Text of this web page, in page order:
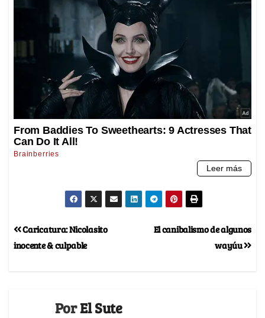
El canibalismo de algunos
wayúu
Caricatura: Nicolasito
inocente & culpable
PorEl Sute